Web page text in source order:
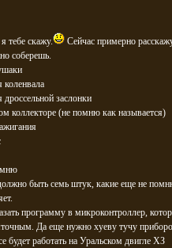
тебе скажу.
Сейчас примерно
соберешь.
заслонки
коллекторе (не помню как называется)
быть семь штук, какие еще не
программу в микроконтроллер,
Да еще нужно хуеву тучу
будет работать на Уральском двигле ХЗ